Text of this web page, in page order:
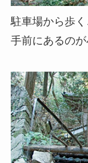
駐車場から歩く
手前にあるのが